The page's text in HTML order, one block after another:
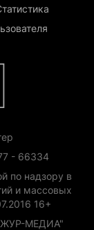
- 66334
по надзору в
и массовых
16+
МЕДИА"